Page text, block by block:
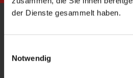
der Dienste gesammelt haben.
Notwendig
Heckerdamm 230, 13627